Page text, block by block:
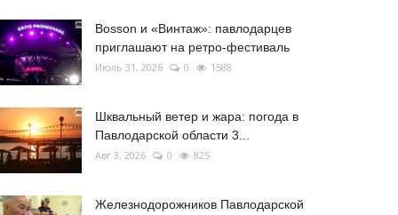
Bosson и «Винтаж»: павлодарцев
приглашают на ретро-фестиваль
Июль 31, 2026 0 1588
Шквальный ветер и жара: погода в
Павлодарской области 3...
Авг 3, 2026 0 825
Железнодорожников Павлодарской